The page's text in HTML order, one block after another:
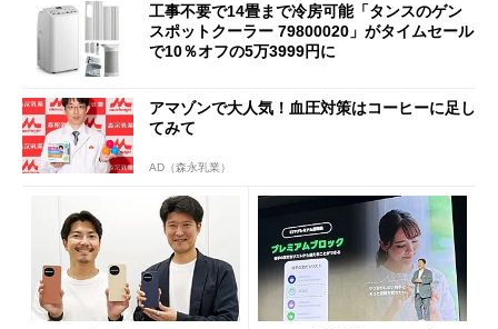
工事不要で14畳まで冷房可能「タンスのゲン
スポットクーラー 79800020」がタイムセール
で10％オフの5万3999円に
アマゾンで大人気！血圧対策はコーヒーに足し
てみて
AD（森永乳業）